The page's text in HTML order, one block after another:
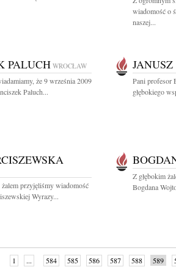
wiadomość o
naszej...
PALUCH WROCŁAW
że 9 września 2009
Paluch...
Pani profesor
głębokiego
przyjęliśmy wiadomość
Wyrazy...
Z głębokim
Bogdana
1 ... 584 585 586 587 588 589